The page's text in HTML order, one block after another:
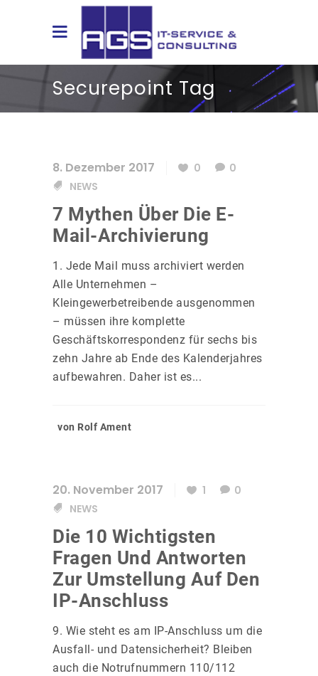
Securepoint Tag
8. Dezember 2017 0
0
NEWS
7 Mythen Über Die E-
Mail-Archivierung
1. Jede Mail muss archiviert werden
Alle Unternehmen –
Kleingewerbetreibende ausgenommen
– müssen ihre komplette
Geschäftskorrespondenz für sechs bis
zehn Jahre ab Ende des Kalenderjahres
aufbewahren. Daher ist es...
von Rolf Ament
20. November 2017 1
0
NEWS
Die 10 Wichtigsten
Fragen Und Antworten
Zur Umstellung Auf Den
IP-Anschluss
9. Wie steht es am IP-Anschluss um die
Ausfall- und Datensicherheit? Bleiben
auch die Notrufnummern 110/112